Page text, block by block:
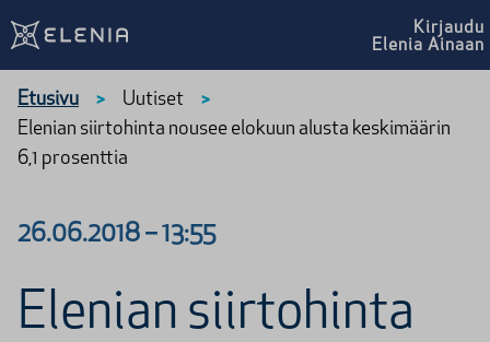
Siirry sisältöön
Kirjaudu
Elenia Ainaan
Etusivu > Uutiset >
Elenian siirtohinta nousee elokuun alusta keskimäärin
6,1 prosenttia
26.06.2018 –13:55
Elenian siirtohinta